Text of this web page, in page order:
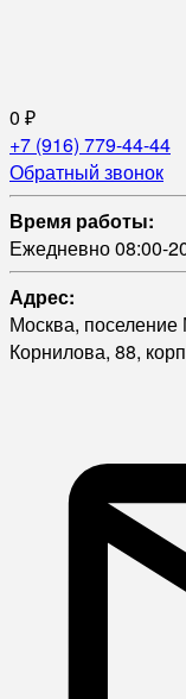
0 ₽
+7 (916) 779-44-44
Обратный звонок
Время работы:
Ежедневно 08:00-
Адрес:
Москва,
Корнилова, 88,